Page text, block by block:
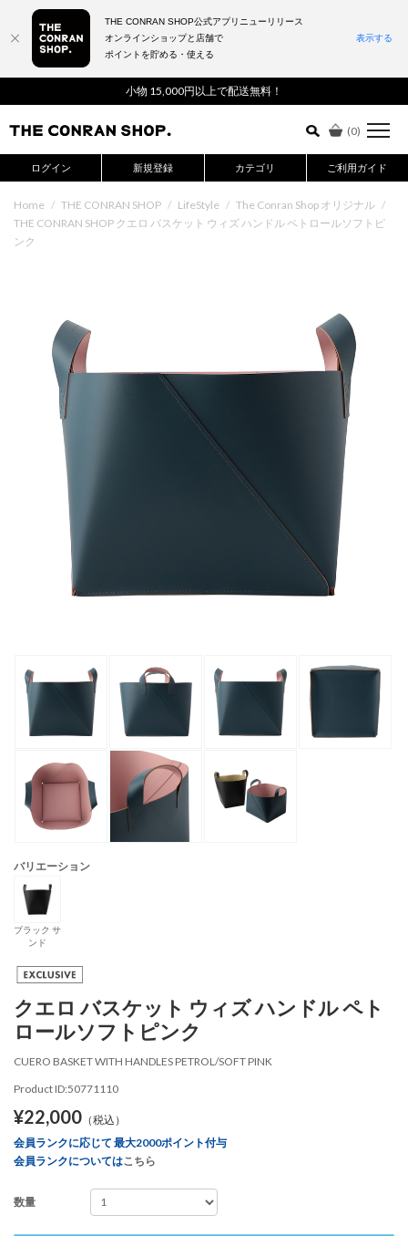
小物 15,000円以上で配送無料！
(0)
ログイン 新規登録 カテゴリ ご利用ガイド
詳細検索はこちら
Home / THE CONRAN SHOP / LifeStyle / The Conran Shop オリジナル /
THE CONRAN SHOP クエロ バスケット ウィズ ハンドル ペトロールソフトピ
ンク
バリエーション
ブラック サ
ンド
クエロ バスケット ウィズ ハンドル ペト
ロールソフトピンク
CUERO BASKET WITH HANDLES PETROL/SOFT PINK
Product ID:50771110
¥22,000 （税込）
会員ランクに応じて 最大2000ポイント付与
会員ランクについてはこちら
数量
THE CONRAN SHOP公式アプリニューリリース
オンラインショップと店舗で
ポイントを貯める・使える
表示する